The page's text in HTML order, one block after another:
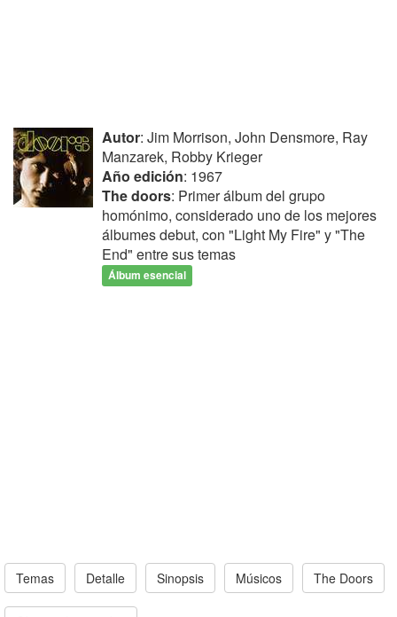
Autor: Jim Morrison, John Densmore, Ray
Manzarek, Robby Krieger
Año edición: 1967
The doors: Primer álbum del grupo
homónimo, considerado uno de los mejores
álbumes debut, con "Light My Fire" y "The
End" entre sus temas
Álbum esencial
Temas Detalle Sinopsis Músicos The Doors